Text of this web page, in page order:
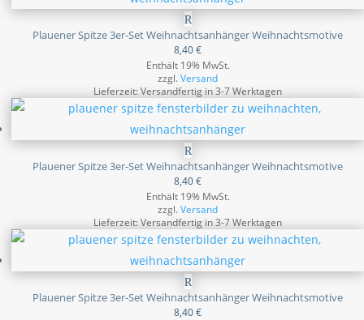
Plauener Spitze 3er-Set Weihnachtsanhänger Weihnachtsmotive
8,40€
Enthält 19% MwSt.
zzgl.Versand
Lieferzeit: Versandfertig in 3-7 Werktagen
Plauener Spitze 3er-Set Weihnachtsanhänger Weihnachtsmotive
8,40€
Enthält 19% MwSt.
zzgl.Versand
Lieferzeit: Versandfertig in 3-7 Werktagen
Plauener Spitze 3er-Set Weihnachtsanhänger Weihnachtsmotive
8,40€